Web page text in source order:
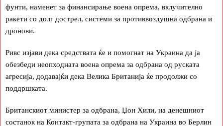
фунти, наменет за финансирање воена опрема, вклучително
ракети со долг дострел, системи за противвоздушна одбрана и
дронови.
Ривс изјави дека средствата ќе и помогнат на Украина да ја
обезбеди неопходната воена опрема за одбрана од руската
агресија, додавајќи дека Велика Британија ќе продолжи со
поддршката.
Британскиот министер за одбрана, Џон Хили, на денешниот
состанок на Контакт-групата за одбрана на Украина во Берлин